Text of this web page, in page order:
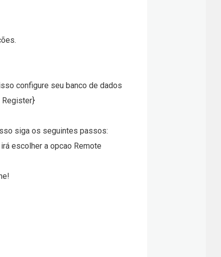
configure seu banco de dados
Register}
siga os seguintes passos:
escolher a opcao Remote